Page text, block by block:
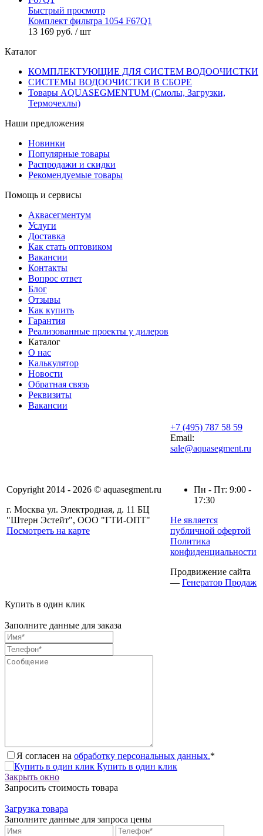
Быстрый просмотр
Комплект фильтра 1054 F67Q1
13 169 руб. / шт
Каталог
КОМПЛЕКТУЮЩИЕ ДЛЯ СИСТЕМ ВОДООЧИСТКИ
СИСТЕМЫ ВОДООЧИСТКИ В СБОРЕ
Товары AQUASEGMENTUM (Смолы, Загрузки,
Термочехлы)
Наши предложения
Новинки
Популярные товары
Распродажи и скидки
Рекомендуемые товары
Помощь и сервисы
Аквасегментум
Услуги
Доставка
Как стать оптовиком
Вакансии
Контакты
Вопрос ответ
Блог
Отзывы
Как купить
Гарантия
Реализованные проекты у дилеров
Каталог
О нас
Калькулятор
Новости
Обратная связь
Реквизиты
Вакансии
Copyright 2014 - 2026 © aquasegment.ru
г. Москва ул. Электродная, д. 11 БЦ
"Штерн Эстейт", ООО "ГТИ-ОПТ"
Посмотреть на карте
+7 (495) 787 58 59
Email:
sale@aquasegment.ru
Пн - Пт: 9:00 -
17:30
Не является
публичной офертой
Политика
конфиденциальности
Продвижение сайта
— Генератор Продаж
Купить в один клик
Заполните данные для заказа
Я согласен на обработку персональных данных.*
Купить в один клик
Закрыть окно
Запросить стоимость товара
Загрузка товара
Заполните данные для запроса цены